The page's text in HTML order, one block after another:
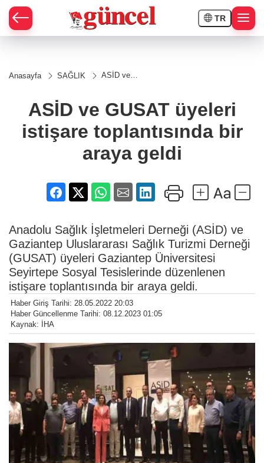
TR
Anasayfa SAĞLIK
ASİD ve
istişare
toplantısında
geldi
ASİD ve GUSAT üyeleri
istişare toplantısında bir
araya geldi
Anadolu Sağlık İşletmeleri Derneği (ASİD) ve
Gaziantep Uluslararası Sağlık Turizmi Derneği
(GUSAT) üyeleri Gaziantep Üniversitesi
Seyirtepe Sosyal Tesislerinde düzenlenen
istişare toplantısında bir araya geldi.
Haber Giriş Tarihi: 28.05.2022 20:03
Haber Güncellenme Tarihi: 08.12.2023 01:05
Kaynak: İHA